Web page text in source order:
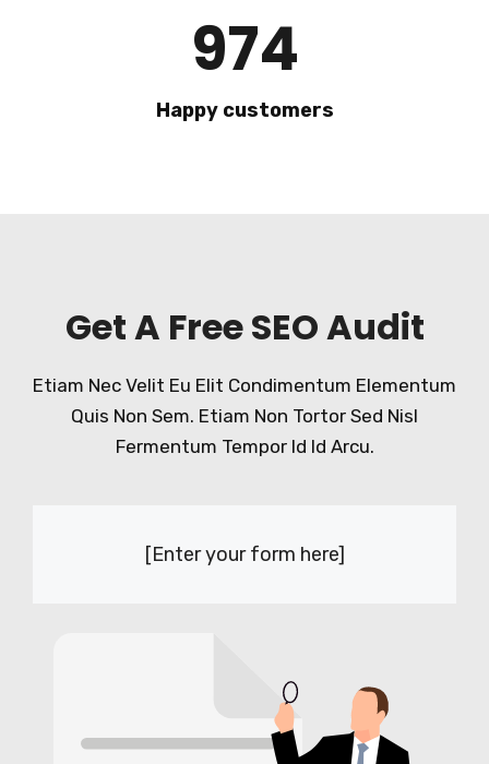
974
Happy customers
Get A Free SEO Audit
Etiam Nec Velit Eu Elit Condimentum Elementum
Quis Non Sem. Etiam Non Tortor Sed Nisl
Fermentum Tempor Id Id Arcu.
[Enter your form here]